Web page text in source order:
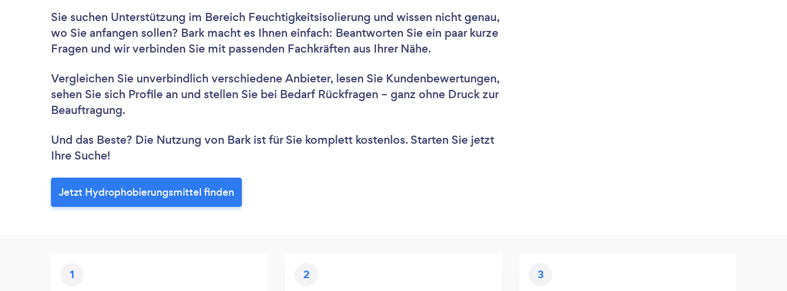
Sie suchen Unterstützung im Bereich Feuchtigkeitsisolierung und wissen nicht genau,
wo Sie anfangen sollen? Bark macht es Ihnen einfach: Beantworten Sie ein paar kurze
Fragen und wir verbinden Sie mit passenden Fachkräften aus Ihrer Nähe.
Vergleichen Sie unverbindlich verschiedene Anbieter, lesen Sie Kundenbewertungen,
sehen Sie sich Profile an und stellen Sie bei Bedarf Rückfragen – ganz ohne Druck zur
Beauftragung.
Und das Beste? Die Nutzung von Bark ist für Sie komplett kostenlos. Starten Sie jetzt
Ihre Suche!
Jetzt Hydrophobierungsmittel finden
1 2 3